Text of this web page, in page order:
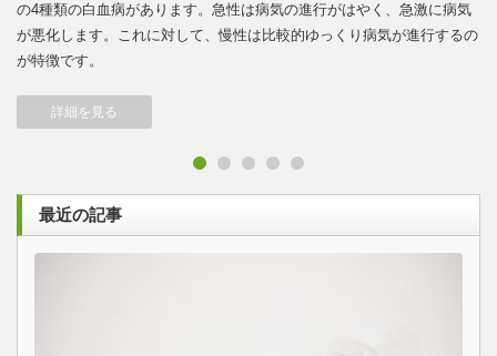
の4種類の白血病があります。急性は病気の進行がはやく、急激に病気
が悪化します。これに対して、慢性は比較的ゆっくり病気が進行するの
が特徴です。
詳細を見る
最近の記事